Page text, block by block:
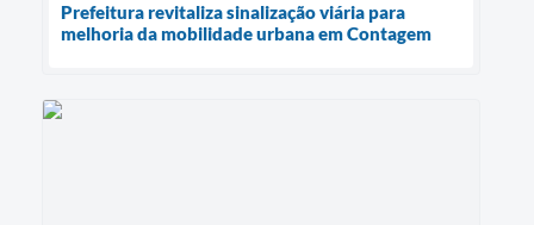
Prefeitura revitaliza sinalização viária para
melhoria da mobilidade urbana em Contagem